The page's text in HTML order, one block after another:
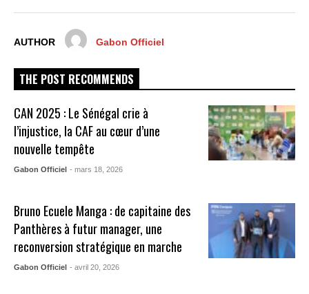
AUTHOR Gabon Officiel
THE POST RECOMMENDS
CAN 2025 : Le Sénégal crie à
l’injustice, la CAF au cœur d’une
nouvelle tempête
Gabon Officiel - mars 18, 2026
Bruno Ecuele Manga : de capitaine des
Panthères à futur manager, une
reconversion stratégique en marche
Gabon Officiel - avril 20, 2026